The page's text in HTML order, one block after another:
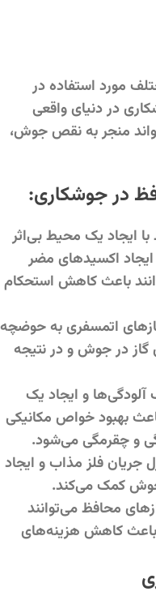
مورد استفاده در
در دنیای واقعی
تواند منجر به نقص جوش،
در جوشکاری:
ایجاد یک محیط بی‌اثر
ایجاد اکسیدهای مضر
باعث کاهش استحکام
اتمسفری به حوضچه
گاز در جوش و در نتیجه
آلودگی‌ها و ایجاد یک
بهبود خواص مکانیکی
و چقرمگی می‌شود.
جریان فلز مذاب و ایجاد
کمک می‌کند.
محافظ می‌توانند
کاهش هزینه‌های